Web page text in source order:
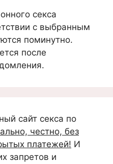
секса
с выбранным
поминутно.
после
сайт секса по
честно, без
платежей! И
запретов и